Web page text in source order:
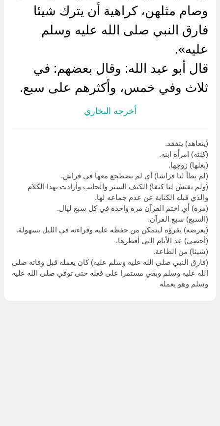
وصام مثلهن، كراهية أن يترك شيئا
فارق النبي صلى الله عليه وسلم
عليه».
قال أبو عبد الله: وقال بعضهم: في
ثلاث وفي خمس، وأكثرهم على سبع.
أخرجه البخاري
(يتعاهد) يتفقد.
(كنته) امرأة ابنه.
(بعلها) زوجها.
(لم يطأ لنا فراشا) أي لم يضطجع معها في فراش.
(ولم يفتش لنا كنفا) الكنف الستر والجانب وأرادت بهذا الكلام
والذي قبله الكناية عن عدم جماعه لها.
(مرة) أي اختم القرآن مرة واحدة في كل سبع ليال.
(السبع) سبع القرآن.
(يعرضه) يقرؤه ليتمكن من حفظه عليه وقراءته في الليل بسهولة.
(أحصى) عد الأيام التي أفطرها.
(شيئا) من الطاعة.
(فارق النبي صلى الله عليه وسلم عليه) كان يعمله قبل وفاته صلى
الله عليه وسلم وبقي مستمرا على فعله حتى توفي صلى الله عليه
وسلم وهو يعمله